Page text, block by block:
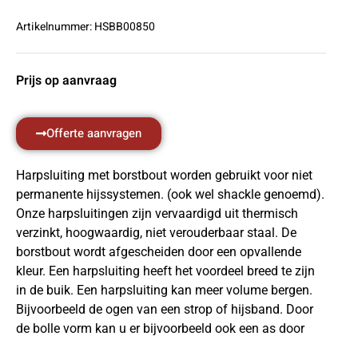
Artikelnummer:HSBB00850
Prijs op aanvraag
Offerte aanvragen
Harpsluiting met borstbout worden gebruikt voor niet
permanente hijssystemen. (ook wel shackle genoemd).
Onze harpsluitingen zijn vervaardigd uit thermisch
verzinkt, hoogwaardig, niet verouderbaar staal. De
borstbout wordt afgescheiden door een opvallende
kleur. Een harpsluiting heeft het voordeel breed te zijn
in de buik. Een harpsluiting kan meer volume bergen.
Bijvoorbeeld de ogen van een strop of hijsband. Door
de bolle vorm kan u er bijvoorbeeld ook een as door